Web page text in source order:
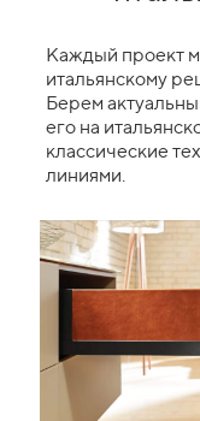
Каждый проект
итальянскому
Берем
его на
классические
линиями.